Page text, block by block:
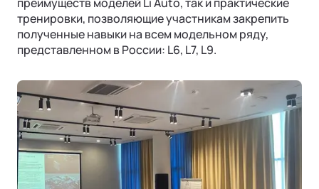
Ли Л7 | Li L7
Универсальный 5-местный кроссовер
ОТ 7 820 000 ₽
тренировки, позволяющие участникам закрепить
полученные навыки на всем модельном ряду,
представленном в России: L6, L7, L9.